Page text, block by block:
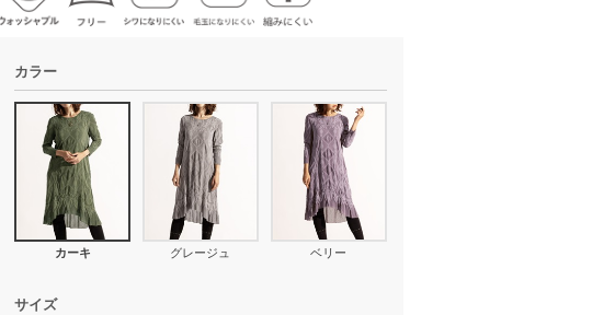
カラー
カーキ グレージュ ベリー
サイズ